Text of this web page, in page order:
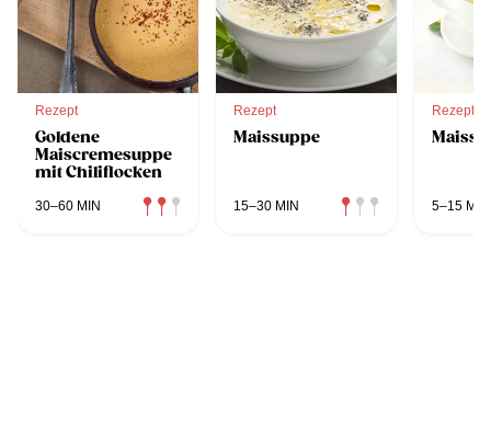
Rezept
Goldene
Maiscremesuppe
mit Chiliflocken
30–60 MIN
Rezept
Maissuppe
15–30 MIN
Rezept
5–15 MIN